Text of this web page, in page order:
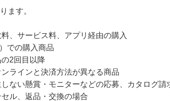
ます。
、サービス料、アプリ経由の購入
での購入商品
2回目以降
ラインと決済方法が異なる商品
ない懸賞・モニターなどの応募、カタログ請
ル、返品・交換の場合